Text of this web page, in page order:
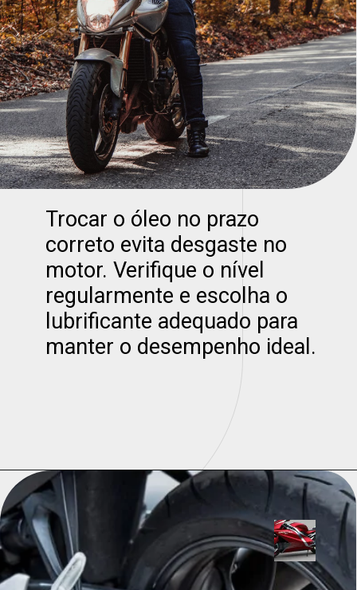
Trocar o óleo no prazo
correto evita desgaste no
motor. Verifique o nível
regularmente e escolha o
lubrificante adequado para
manter o desempenho ideal.
Opening https://universodigitalon.com/10-melhores-capacetes-de-moto/